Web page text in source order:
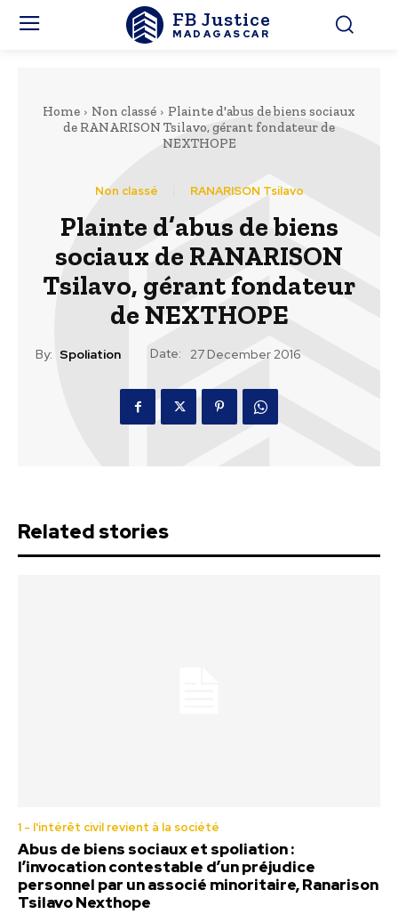
FB Justice
MADAGASCAR
Home Non classé
Plainte d'abus de biens sociaux
de RANARISON Tsilavo, gérant fondateur de
NEXTHOPE
Non classé RANARISON Tsilavo
Plainte d’abus de biens
sociaux de RANARISON
Tsilavo, gérant fondateur
de NEXTHOPE
By: Spoliation Date: 27 December 2016
Related stories
1 - l'intérêt civil revient à la société
Abus de biens sociaux et spoliation :
l’invocation contestable d’un préjudice
personnel par un associé minoritaire, Ranarison
Tsilavo Nexthope